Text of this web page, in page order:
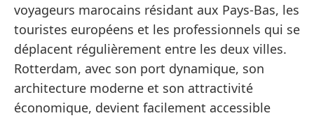
voyageurs marocains résidant aux Pays-Bas, les
touristes européens et les professionnels qui se
déplacent régulièrement entre les deux villes.
Rotterdam, avec son port dynamique, son
architecture moderne et son attractivité
économique, devient facilement accessible